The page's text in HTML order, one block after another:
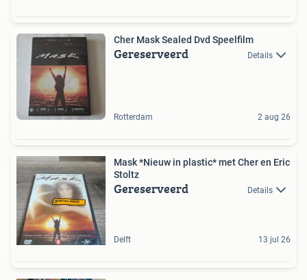
Cher Mask Sealed Dvd Speelfilm
Gereserveerd Details
Rotterdam 2 aug 26
Mask *Nieuw in plastic* met Cher en Eric
Stoltz
Gereserveerd Details
Delft 13 jul 26